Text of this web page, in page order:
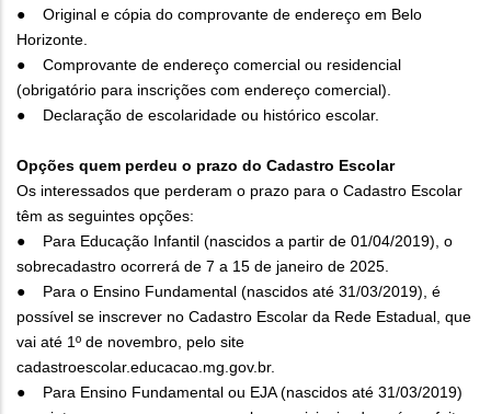
● Original e cópia do comprovante de endereço em Belo
Horizonte.
● Comprovante de endereço comercial ou residencial
(obrigatório para inscrições com endereço comercial).
● Declaração de escolaridade ou histórico escolar.
Opções quem perdeu o prazo do Cadastro Escolar
Os interessados que perderam o prazo para o Cadastro Escolar
têm as seguintes opções:
● Para Educação Infantil (nascidos a partir de 01/04/2019), o
sobrecadastro ocorrerá de 7 a 15 de janeiro de 2025.
● Para o Ensino Fundamental (nascidos até 31/03/2019), é
possível se inscrever no Cadastro Escolar da Rede Estadual, que
vai até 1º de novembro, pelo site
cadastroescolar.educacao.mg.gov.br.
● Para Ensino Fundamental ou EJA (nascidos até 31/03/2019)